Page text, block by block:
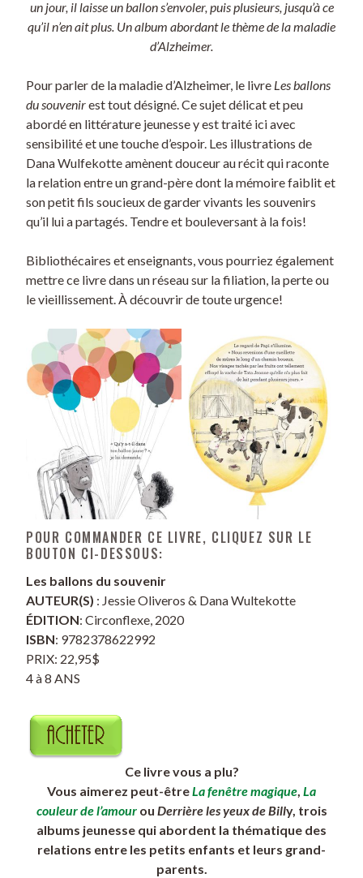
un jour, il laisse un ballon s’envoler, puis plusieurs, jusqu’à ce
qu’il n’en ait plus. Un album abordant le thème de la maladie
d’Alzheimer.
Pour parler de la maladie d’Alzheimer, le livre Les ballons
du souvenirest tout désigné. Ce sujet délicat et peu
abordé en littérature jeunesse y est traité ici avec
sensibilité et une touche d’espoir. Les illustrations de
Dana Wulfekotte amènent douceur au récit qui raconte
la relation entre un grand-père dont la mémoire faiblit et
son petit fils soucieux de garder vivants les souvenirs
qu’il lui a partagés. Tendre et bouleversant à la fois!
Bibliothécaires et enseignants, vous pourriez également
mettre ce livre dans un réseau sur la filiation, la perte ou
le vieillissement. À découvrir de toute urgence!
POUR COMMANDER CE LIVRE, CLIQUEZ SUR LE
BOUTON CI-DESSOUS:
Les ballons du souvenir
AUTEUR(S) : Jessie Oliveros & Dana Wultekotte
ÉDITION: Circonflexe, 2020
ISBN: 9782378622992
PRIX: 22,95$
4 à 8 ANS
Ce livre vous a plu?
Vous aimerez peut-êtreLa fenêtre magique La
couleur de l’amourou Derrière les yeux de Billy, trois
albums jeunesse qui abordent la thématique des
relations entre les petits enfants et leurs grand-
parents.